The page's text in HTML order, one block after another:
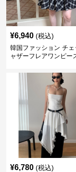
¥6,940 (税込)
韓国ファッション チ
ャザーフレアワンピー
¥6,780 (税込)